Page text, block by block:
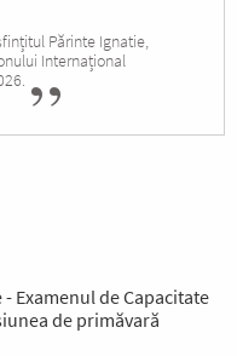
Părinte Ignatie,
Internațional
Examenul de Capacitate
de primăvară